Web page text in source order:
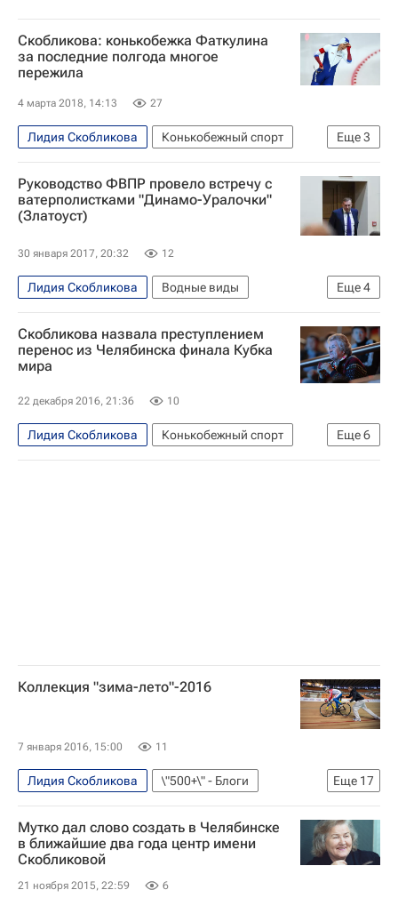
Художественная гимнастика
Спортивная гимнастика
Лариса Латынина
Скобликова: конькобежка Фаткулина
за последние полгода многое
пережила
4 марта 2018, 14:13 27
Еще3
Лидия Скобликова
Конькобежный спорт
Чемпионат мира по конькобежному спорту в спринтерском многоборье
Россия (жен.)
Ольга Фаткулина
Руководство ФВПР провело встречу с
ватерполистками "Динамо-Уралочки"
(Златоуст)
30 января 2017, 20:32 12
Еще4
Лидия Скобликова
Водные виды
Алексей Власенко
Евгений Шаронов
ФВПР
Эльвина Каримова
Скобликова назвала преступлением
перенос из Челябинска финала Кубка
мира
22 декабря 2016, 21:36 10
Еще6
Лидия Скобликова
Конькобежный спорт
Международный олимпийский комитет (МОК)
Коллекция "зима-лето"-2016
7 января 2016, 15:00 11
Еще 17
Лидия Скобликова
\"500+\" - Блоги
Олимпийские игры
Спорт
Блоги
Конькобежный спорт
Константин Полтавец
Летние Олимпийские игры 2016
Лаурине ван Риссен
Анастасия Войнова
Мутко дал слово создать в Челябинске
в ближайшие два года центр имени
Скобликовой
21 ноября 2015, 22:59 6